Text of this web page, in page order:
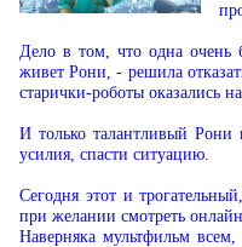
Дело в том, что одна очень
живет Рони, - решила
старички-роботы оказались
И только талантливый Рони
усилия, спасти ситуацию.
Сегодня этот и
при желании смотреть
Наверняка мультфильм